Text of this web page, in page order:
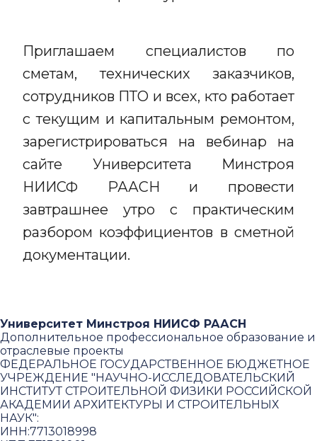
Приглашаем специалистов по
сметам, технических заказчиков,
сотрудников ПТО и всех, кто работает
с текущим и капитальным ремонтом,
зарегистрироваться на вебинар на
сайте Университета Минстроя
НИИСФ РААСН и провести
завтрашнее утро с практическим
разбором коэффициентов в сметной
документации.
Университет Минстроя НИИСФ РААСН
Дополнительное профессиональное образование и
отраслевые проекты
ФЕДЕРАЛЬНОЕ ГОСУДАРСТВЕННОЕ БЮДЖЕТНОЕ
УЧРЕЖДЕНИЕ "НАУЧНО-ИССЛЕДОВАТЕЛЬСКИЙ
ИНСТИТУТ СТРОИТЕЛЬНОЙ ФИЗИКИ РОССИЙСКОЙ
АКАДЕМИИ АРХИТЕКТУРЫ И СТРОИТЕЛЬНЫХ
НАУК":
ИНН:7713018998